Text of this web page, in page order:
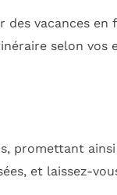
des vacances
selon
promettant
et laissez-